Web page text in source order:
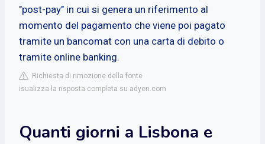
"post-pay" in cui si genera un riferimento al
momento del pagamento che viene poi pagato
tramite un bancomat con una carta di debito o
tramite online banking.
Richiesta di rimozione della fonte
isualizza la risposta completa su adyen.com
Quanti giorni a Lisbona e